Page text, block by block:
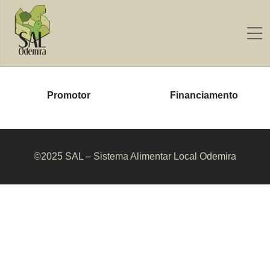
Promotor Financiamento
©2025 SAL – Sistema Alimentar Local Odemira